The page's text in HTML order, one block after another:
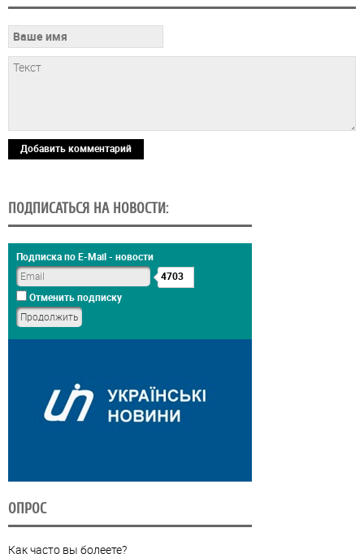
Добавить комментарий
ПОДПИСАТЬСЯ НА НОВОСТИ:
Подписка по E-Mail - новости
4703
Отменить подписку
ОПРОС
Как часто вы болеете?